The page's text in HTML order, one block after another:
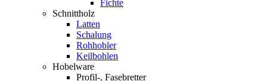
Fichte
Schnittholz
Latten
Schalung
Rohhobler
Keilbohlen
Hobelware
Profil-, Fasebretter